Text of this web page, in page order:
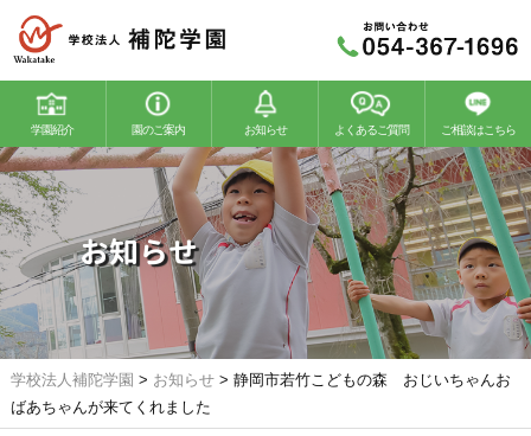
学園紹介 園のご案内
若竹幼稚園 若竹こどもの森
お知らせ よくあるご質問 ご相談はこちら
お知らせ
学校法人補陀学園 > お知らせ> 静岡市若竹こどもの森 おじいちゃんお
ばあちゃんが来てくれました